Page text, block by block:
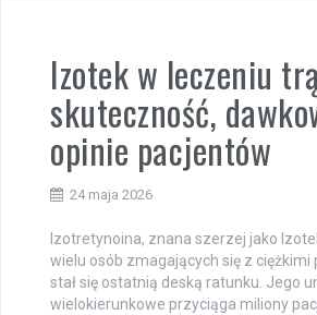
Izotek w leczeniu
skuteczność,
opinie pacjentów
24 maja 2026
Izotretynoina, znana szerzej jako
wielu osób zmagających się z
stał się ostatnią deską ratunku. Jego
wielokierunkowe przyciąga miliony